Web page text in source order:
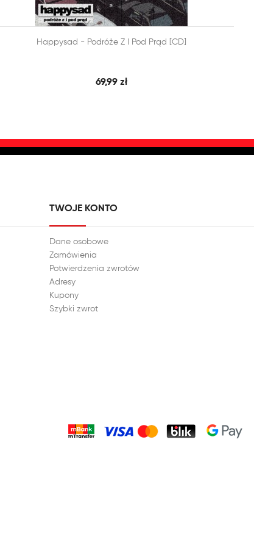
DODAJ DO KOSZYKA SZYBKI PODGLĄD
Happysad - Podróże Z I Pod Prąd [CD]
69,99 zł
TWOJE KONTO
Dane osobowe
Zamówienia
Potwierdzenia zwrotów
Adresy
Kupony
Szybki zwrot